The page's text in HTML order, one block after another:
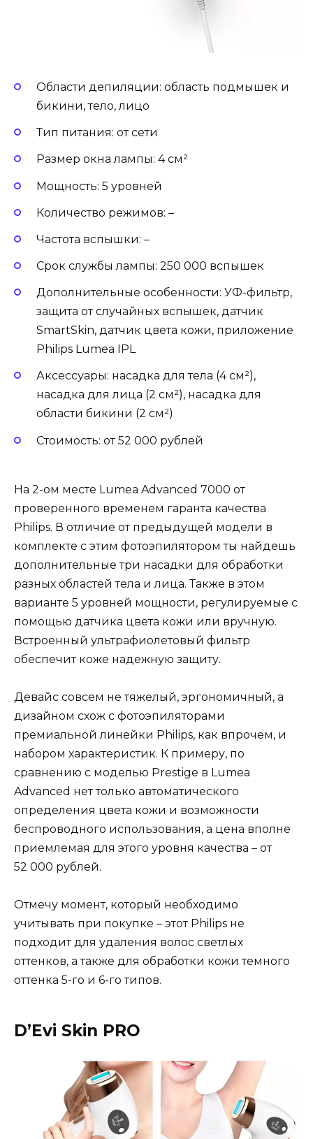
Области депиляции: область подмышек и
бикини, тело, лицо
Тип питания: от сети
Размер окна лампы: 4 см²
Мощность: 5 уровней
Количество режимов: –
Частота вспышки: –
Срок службы лампы: 250 000 вспышек
Дополнительные особенности: УФ-фильтр,
защита от случайных вспышек, датчик
SmartSkin, датчик цвета кожи, приложение
Philips Lumea IPL
Аксессуары: насадка для тела (4 см²),
насадка для лица (2 см²), насадка для
области бикини (2 см²)
Стоимость: от 52 000 рублей
На 2-ом месте Lumea Advanced 7000 от
проверенного временем гаранта качества
Philips. В отличие от предыдущей модели в
комплекте с этим фотоэпилятором ты найдешь
дополнительные три насадки для обработки
разных областей тела и лица. Также в этом
варианте 5 уровней мощности, регулируемые с
помощью датчика цвета кожи или вручную.
Встроенный ультрафиолетовый фильтр
обеспечит коже надежную защиту.
Девайс совсем не тяжелый, эргономичный, а
дизайном схож с фотоэпиляторами
премиальной линейки Philips, как впрочем, и
набором характеристик. К примеру, по
сравнению с моделью Prestige в Lumea
Advanced нет только автоматического
определения цвета кожи и возможности
беспроводного использования, а цена вполне
приемлемая для этого уровня качества – от
52 000 рублей.
Отмечу момент, который необходимо
учитывать при покупке – этот Philips не
подходит для удаления волос светлых
оттенков, а также для обработки кожи темного
оттенка 5-го и 6-го типов.
D’Evi Skin PRO